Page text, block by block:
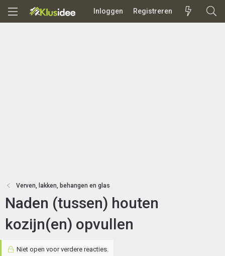
Inloggen Registreren
Verven, lakken, behangen en glas
Naden (tussen) houten
kozijn(en) opvullen
Niet open voor verdere reacties.